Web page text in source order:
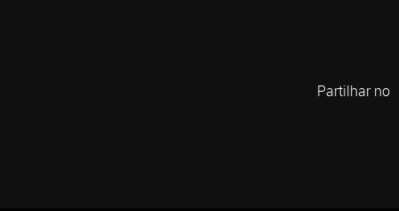
Partilhar no